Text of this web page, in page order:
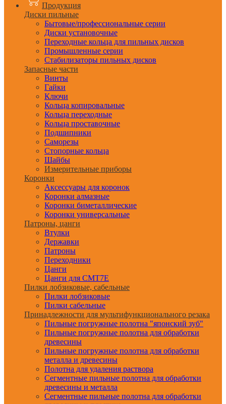
Продукция
Диски пильные
Бытовые/профессиональные серии
Диски установочные
Переходные кольца для пильных дисков
Промышленные серии
Стабилизаторы пильных дисков
Запасные части
Винты
Гайки
Ключи
Кольца копировальные
Кольца переходные
Кольца проставочные
Подшипники
Саморезы
Стопорные кольца
Шайбы
Измерительные приборы
Коронки
Аксессуары для коронок
Коронки алмазные
Коронки биметаллические
Коронки универсальные
Патроны, цанги
Втулки
Державки
Патроны
Переходники
Цанги
Цанги для CMT7E
Пилки лобзиковые, сабельные
Пилки лобзиковые
Пилки сабельные
Принадлежности для мультифункционального резака
Пильные погружные полотна "японский зуб"
Пильные погружные полотна для обработки
древесины
Пильные погружные полотна для обработки
металла и древесины
Полотна для удаления раствора
Сегментные пильные полотна для обработки
древесины и металла
Сегментные пильные полотна для обработки